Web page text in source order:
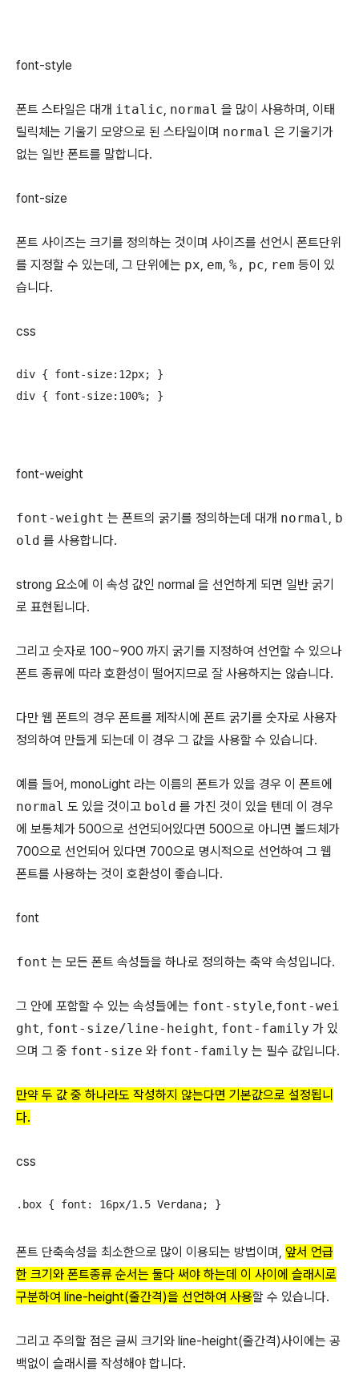
font-style
폰트 스타일은 대개 italic normal 을 많이 사용하며, 이태
릴릭체는 기울기 모양으로 된 스타일이며 normal 은 기울기가
없는 일반 폰트를 말합니다.
font-size
폰트 사이즈는 크기를 정의하는 것이며 사이즈를 선언시 폰트단위
를 지정할 수 있는데, 그 단위에는 px em %, pc rem 등이 있
습니다.
css
div { font-size:12px; }
div { font-size:100%; }
font-weight
font-weight 는 폰트의 굵기를 정의하는데 대개 normal
b
old 를 사용합니다.
strong 요소에 이 속성 값인 normal 을 선언하게 되면 일반 굵기
로 표현됩니다.
그리고 숫자로 100~900 까지 굵기를 지정하여 선언할 수 있으나
폰트 종류에 따라 호환성이 떨어지므로 잘 사용하지는 않습니다.
다만 웹 폰트의 경우 폰트를 제작시에 폰트 굵기를 숫자로 사용자
정의하여 만들게 되는데 이 경우 그 값을 사용할 수 있습니다.
예를 들어, monoLight 라는 이름의 폰트가 있을 경우 이 폰트에
normal 도 있을 것이고 bold 를 가진 것이 있을 텐데 이 경우
에 보통체가 500으로 선언되어있다면 500으로 아니면 볼드체가
700으로 선언되어 있다면 700으로 명시적으로 선언하여 그 웹
폰트를 사용하는 것이 호환성이 좋습니다.
font
font 는 모든 폰트 속성들을 하나로 정의하는 축약 속성입니다.
그 안에 포함할 수 있는 속성들에는 font-style font-wei
ght font-size/line-height font-family 가 있
으며 그 중 font-size 와 font-family 는 필수 값입니다.
만약 두 값 중 하나라도 작성하지 않는다면 기본값으로 설정됩니
다.
css
.box { font: 16px/1.5 Verdana; }
폰트 단축속성을 최소한으로 많이 이용되는 방법이며, 앞서 언급
한 크기와 폰트종류 순서는 둘다 써야 하는데 이 사이에 슬래시로
구분하여 line-height(줄간격)을 선언하여 사용할 수 있습니다.
그리고 주의할 점은 글씨 크기와 line-height(줄간격)사이에는 공
백없이 슬래시를 작성해야 합니다.